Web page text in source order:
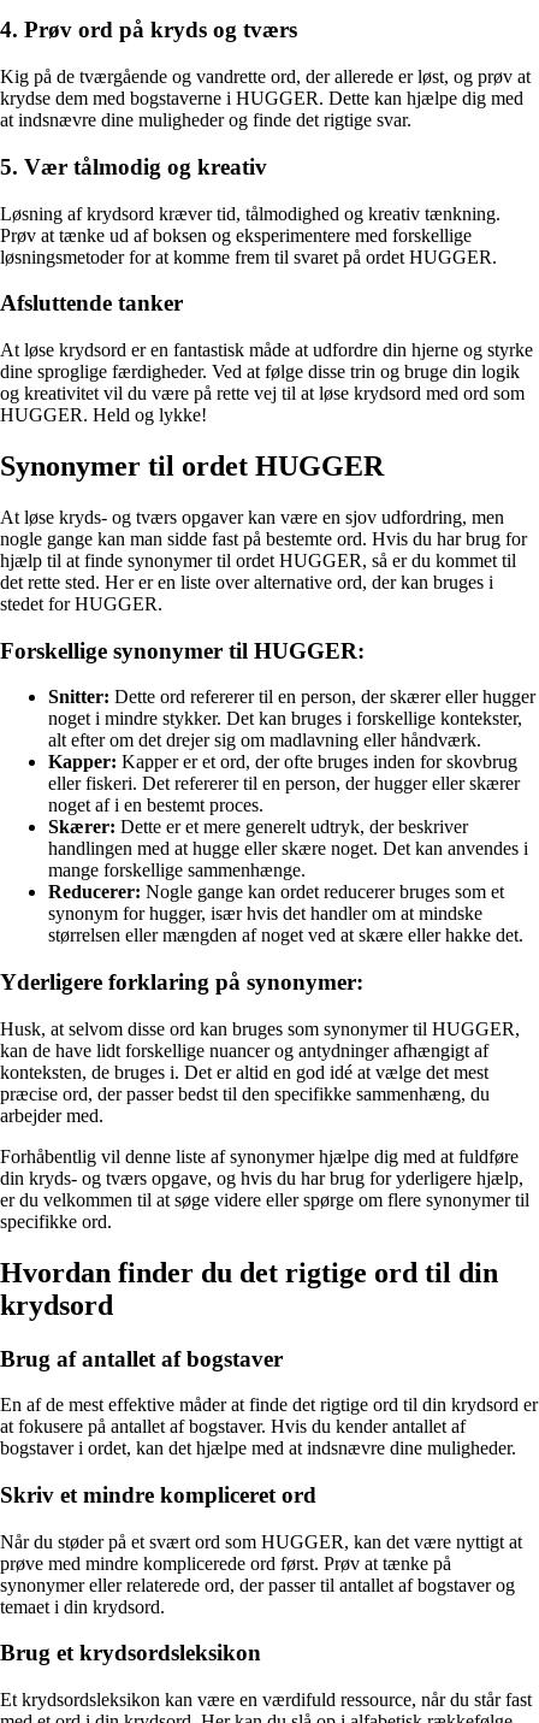
4. Prøv ord på kryds og tværs
Kig på de tværgående og vandrette ord, der allerede er løst, og prøv at
krydse dem med bogstaverne i HUGGER. Dette kan hjælpe dig med
at indsnævre dine muligheder og finde det rigtige svar.
5. Vær tålmodig og kreativ
Løsning af krydsord kræver tid, tålmodighed og kreativ tænkning.
Prøv at tænke ud af boksen og eksperimentere med forskellige
løsningsmetoder for at komme frem til svaret på ordet HUGGER.
Afsluttende tanker
At løse krydsord er en fantastisk måde at udfordre din hjerne og styrke
dine sproglige færdigheder. Ved at følge disse trin og bruge din logik
og kreativitet vil du være på rette vej til at løse krydsord med ord som
HUGGER. Held og lykke!
Synonymer til ordet HUGGER
At løse kryds- og tværs opgaver kan være en sjov udfordring, men
nogle gange kan man sidde fast på bestemte ord. Hvis du har brug for
hjælp til at finde synonymer til ordet HUGGER, så er du kommet til
det rette sted. Her er en liste over alternative ord, der kan bruges i
stedet for HUGGER.
Forskellige synonymer til HUGGER:
Snitter: Dette ord refererer til en person, der skærer eller hugger
noget i mindre stykker. Det kan bruges i forskellige kontekster,
alt efter om det drejer sig om madlavning eller håndværk.
Kapper: Kapper er et ord, der ofte bruges inden for skovbrug
eller fiskeri. Det refererer til en person, der hugger eller skærer
noget af i en bestemt proces.
Skærer: Dette er et mere generelt udtryk, der beskriver
handlingen med at hugge eller skære noget. Det kan anvendes i
mange forskellige sammenhænge.
Reducerer: Nogle gange kan ordet reducerer bruges som et
synonym for hugger, især hvis det handler om at mindske
størrelsen eller mængden af noget ved at skære eller hakke det.
Yderligere forklaring på synonymer:
Husk, at selvom disse ord kan bruges som synonymer til HUGGER,
kan de have lidt forskellige nuancer og antydninger afhængigt af
konteksten, de bruges i. Det er altid en god idé at vælge det mest
præcise ord, der passer bedst til den specifikke sammenhæng, du
arbejder med.
Forhåbentlig vil denne liste af synonymer hjælpe dig med at fuldføre
din kryds- og tværs opgave, og hvis du har brug for yderligere hjælp,
er du velkommen til at søge videre eller spørge om flere synonymer til
specifikke ord.
Hvordan finder du det rigtige ord til din
krydsord
Brug af antallet af bogstaver
En af de mest effektive måder at finde det rigtige ord til din krydsord er
at fokusere på antallet af bogstaver. Hvis du kender antallet af
bogstaver i ordet, kan det hjælpe med at indsnævre dine muligheder.
Skriv et mindre kompliceret ord
Når du støder på et svært ord som HUGGER, kan det være nyttigt at
prøve med mindre komplicerede ord først. Prøv at tænke på
synonymer eller relaterede ord, der passer til antallet af bogstaver og
temaet i din krydsord.
Brug et krydsordsleksikon
Et krydsordsleksikon kan være en værdifuld ressource, når du står fast